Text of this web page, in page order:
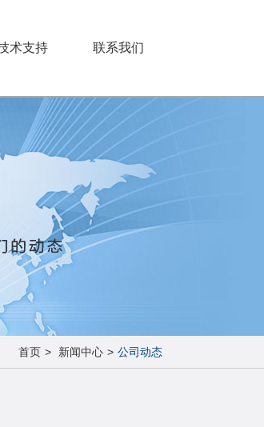
术支持 联系我们
首页 > 新闻中心 > 公司动态